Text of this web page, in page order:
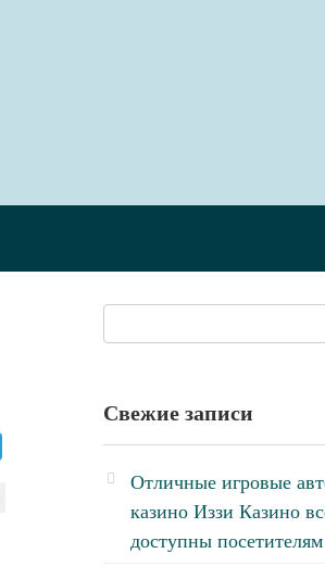
Свежие записи
Отличные игровые
казино Иззи Казино
доступны посетителям